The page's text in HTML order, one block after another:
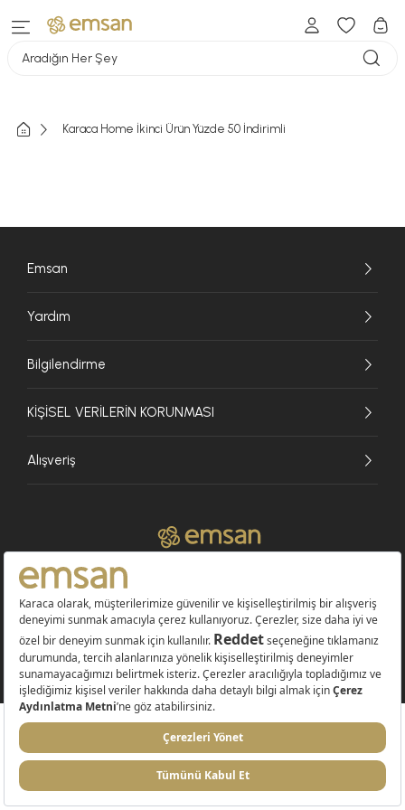
Aradığın Her Şey
Karaca Home İkinci Ürün Yüzde 50 İndirimli
Emsan
Yardım
Bilgilendirme
KİŞİSEL VERİLERİN KORUNMASI
Alışveriş
© 2026 EMSAN A.Ş. Tüm Hakları Saklıdır